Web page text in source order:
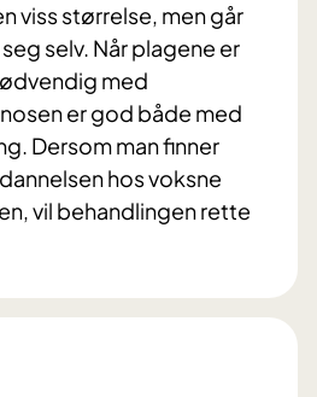
viss størrelse, men går
selv. Når plagene er
med
er god både med
Dersom man finner
hos voksne
vil behandlingen rette